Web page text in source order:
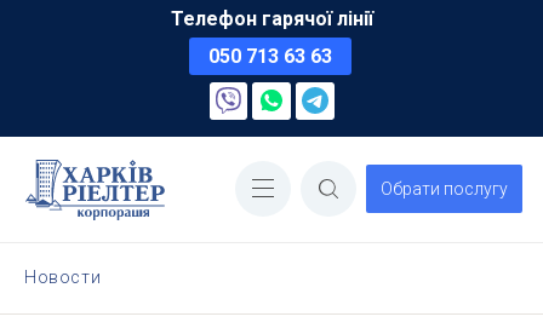
Телефон гарячої лінії
050 713 63 63
Обрати послугу
Новости